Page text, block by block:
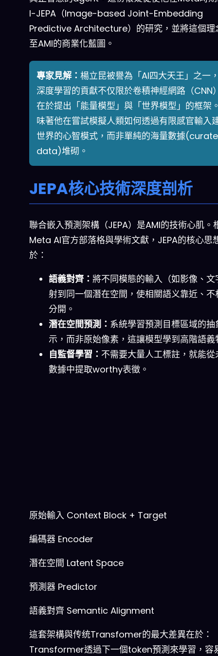
I-JEPA（Image-based Joint-Embedding
Predictive Architecture）的研究，並將這個理
至AMI的商業化藍圖。
專家見解： 楊立昆被譽為「AI四大天王」之一
深度學習的貢獻不仅限於卷積神經網路（CNN
在於提出「能量模型」與「世界模型」的框架
味著他在嘗試模擬人類如何透過有限感官輸入
世界的心智模式，而非單純的海量數據
data)堆砌。
JEPA核心技術深度剖析
聯合嵌入預測架構（JEPA）是AMI的技術心肌。
Meta AI官方部落格與學術文獻，JEPA的核心思
於：
語義對齊： 將不同模態的輸入（如影像、文
射到同一個潛在空間，使相關語义靠近、不
分開。
潛在空間預測： 系統學習預測目標區域的抽
示，而非原始像素，這讓模型學到高階語義
自監督學習： 不需要大量人工標註，就能從
數據中提取worthy表徵。
原始輸入 Context Block + Target
編碼器 Encoder
潛在空間 Latent Space
預測器 Predictor
語義對齊 Semantic Alignment
這套架構與传统Transfomer的最大差異在於：
Transformer透過下一個token預測來學習，容